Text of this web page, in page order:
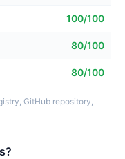
100/100
80/100
80/100
GitHub repository,